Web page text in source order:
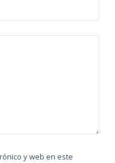
y web en este